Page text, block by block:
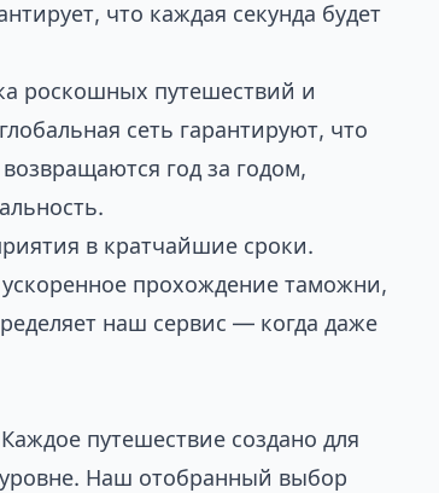
что каждая секунда будет
роскошных путешествий и
сеть гарантируют, что
год за годом,
в кратчайшие сроки.
прохождение таможни,
наш сервис — когда даже
путешествие создано для
уровне. Наш отобранный выбор